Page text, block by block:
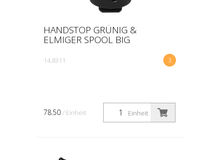
HANDSTOP GRÜNIG &
ELMIGER SPOOL BIG
3
14.8311
Einheit
78.50 / Einheit